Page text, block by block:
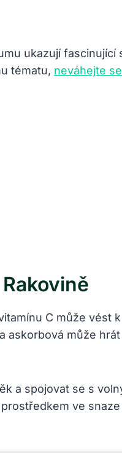
ukazují fascinující
tématu, neváhejte
C může vést
askorbová může
a spojovat se s
ve